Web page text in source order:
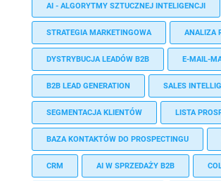
AI - ALGORYTMY SZTUCZNEJ INTELIGENCJI
STRATEGIA MARKETINGOWA ANALIZA
DYSTRYBUCJA LEADÓW B2B E-MAIL-
B2B LEAD GENERATION SALES
SEGMENTACJA KLIENTÓW LISTA
BAZA KONTAKTÓW DO PROSPECTINGU
CRM AI W SPRZEDAŻY B2B